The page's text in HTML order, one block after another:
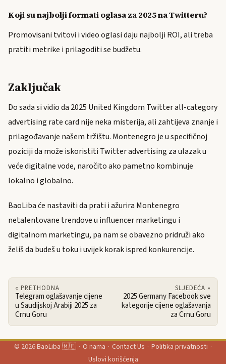
Koji su najbolji formati oglasa za 2025 na Twitteru?
Promovisani tvitovi i video oglasi daju najbolji ROI, ali treba
pratiti metrike i prilagoditi se budžetu.
Zaključak
Do sada si vidio da 2025 United Kingdom Twitter all-category
advertising rate card nije neka misterija, ali zahtijeva znanje i
prilagođavanje našem tržištu. Montenegro je u specifičnoj
poziciji da može iskoristiti Twitter advertising za ulazak u
veće digitalne vode, naročito ako pametno kombinuje
lokalno i globalno.
BaoLiba će nastaviti da prati i ažurira Montenegro
netalentovane trendove u influencer marketingu i
digitalnom marketingu, pa nam se obavezno pridruži ako
želiš da budeš u toku i uvijek korak ispred konkurencije.
« PRETHODNA
Telegram oglašavanje cijene
u Saudijskoj Arabiji 2025 za
Crnu Goru
SLJEDEĆA »
2025 Germany Facebook sve
kategorije cijene oglašavanja
za Crnu Goru
© 2026BaoLiba 🇲🇪 · O nama · Contact Us · Politika privatnosti ·
Uslovi korišćenja